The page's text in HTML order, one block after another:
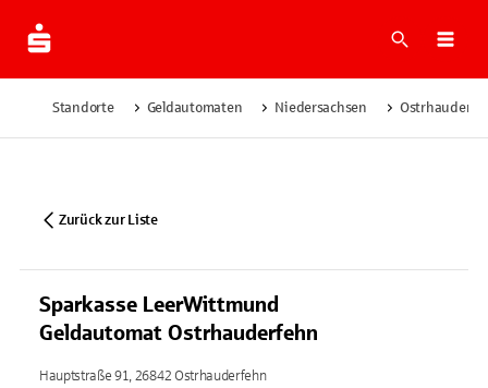
Suche
Standorte Geldautomaten Niedersachsen
Zurück zur Liste
Sparkasse LeerWittmund
Geldautomat Ostrhauderfehn
Hauptstraße 91, 26842 Ostrhauderfehn